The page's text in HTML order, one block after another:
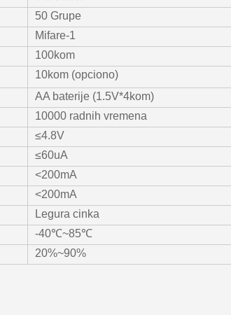
50 Grupe
Mifare-1
100kom
10kom (opciono)
AA baterije (1.5V*4kom)
10000 radnih vremena
≤4.8V
≤60uA
<200mA
<200mA
Legura cinka
-40℃~85℃
20%~90%